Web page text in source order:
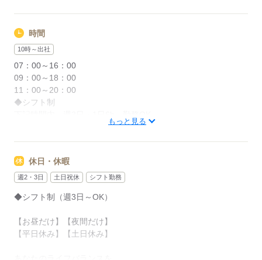
※"お試し"での勤務OK
※長期をご希望の方も、もちろん歓迎
時間
10時～出社
07：00～16：00
09：00～18：00
11：00～20：00
◆シフト制
【遅番】11：00～20：00
【平日のみ】【土日のみ】
いろんなシフトのお仕事をご紹介できます。
ぜひご相談ください。
もっと見る
休日・休暇
週2・3日 土日祝休 シフト勤務
◆シフト制（週3日～OK）
【お昼だけ】【夜間だけ】
【平日休み】【土日休み】